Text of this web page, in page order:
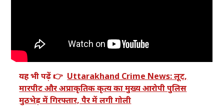
यह भी पढ़ें 👉 Uttarakhand Crime News: लूट,
मारपीट और अप्राकृतिक कृत्य का मुख्य आरोपी पुलिस
मुठभेड़ में गिरफ्तार, पैर में लगी गोली